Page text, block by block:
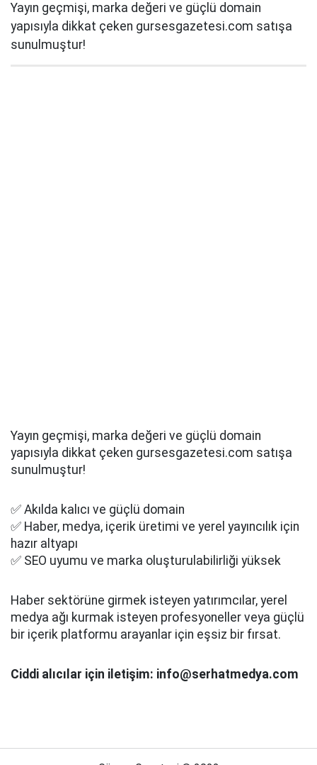
Yayın geçmişi, marka değeri ve güçlü domain
yapısıyla dikkat çeken gursesgazetesi.com satışa
sunulmuştur!
Yayın geçmişi, marka değeri ve güçlü domain
yapısıyla dikkat çeken gursesgazetesi.com satışa
sunulmuştur!
✅ Akılda kalıcı ve güçlü domain
✅ Haber, medya, içerik üretimi ve yerel yayıncılık için
hazır altyapı
✅ SEO uyumu ve marka oluşturulabilirliği yüksek
Haber sektörüne girmek isteyen yatırımcılar, yerel
medya ağı kurmak isteyen profesyoneller veya güçlü
bir içerik platformu arayanlar için eşsiz bir fırsat.
Ciddi alıcılar için iletişim: info@serhatmedya.com